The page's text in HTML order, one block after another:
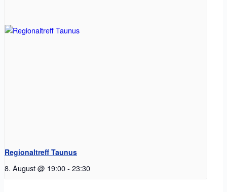
Regionaltreff Taunus
8. August @ 19:00- 23:30